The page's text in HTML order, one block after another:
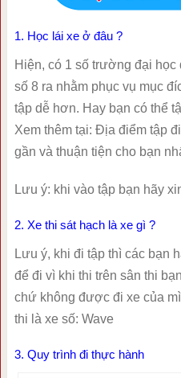
1. Học lái xe ở đâu ?
Hiện, có 1 số trường đại
số 8 ra nhằm phục vụ mục
tập dễ hơn. Hay bạn có thể
Xem thêm tại: Địa điểm tập
gần và thuận tiện cho bạn
Lưu ý: khi vào tập bạn hãy
2. Xe thi sát hạch là xe gì ?
Lưu ý, khi đi tập thì các bạn
để đi vì khi thi trên sân thi
chứ không được đi xe của
thi là xe số: Wave
3. Quy trình đi thực hành